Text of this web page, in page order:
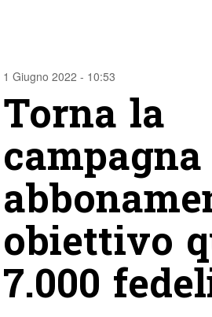
1 Giugno 2022 - 10:53
Torna la
campagna
obiettivo
7.000